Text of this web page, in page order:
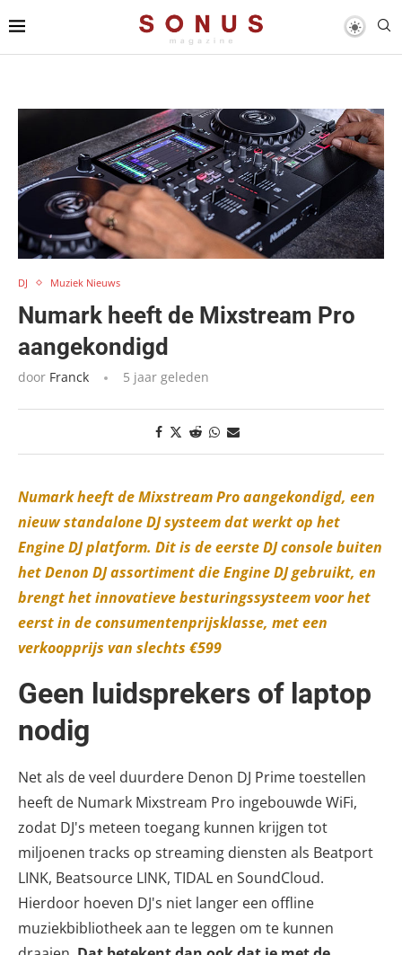
DJ Muziek Nieuws
Numark heeft de Mixstream Pro
aangekondigd
door Franck 5 jaar geleden
Numark heeft de Mixstream Pro aangekondigd, een
nieuw standalone DJ systeem dat werkt op het
Engine DJ platform. Dit is de eerste DJ console buiten
het Denon DJ assortiment die Engine DJ gebruikt, en
brengt het innovatieve besturingssysteem voor het
eerst in de consumentenprijsklasse, met een
verkoopprijs van slechts €599
Geen luidsprekers of laptop
nodig
Net als de veel duurdere Denon DJ Prime toestellen
heeft de Numark Mixstream Pro ingebouwde WiFi,
zodat DJ's meteen toegang kunnen krijgen tot
miljoenen tracks op streaming diensten als Beatport
LINK, Beatsource LINK, TIDAL en SoundCloud.
Hierdoor hoeven DJ's niet langer een offline
muziekbibliotheek aan te leggen om te kunnen